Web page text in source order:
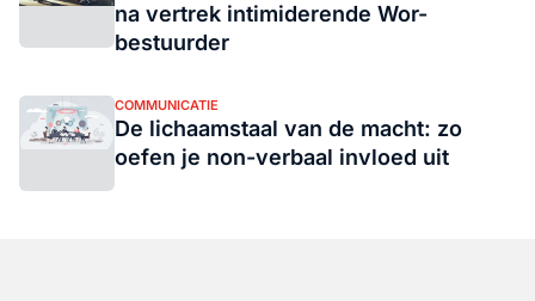
na vertrek intimiderende Wor-
bestuurder
COMMUNICATIE
De lichaamstaal van de macht: zo
oefen je non-verbaal invloed uit